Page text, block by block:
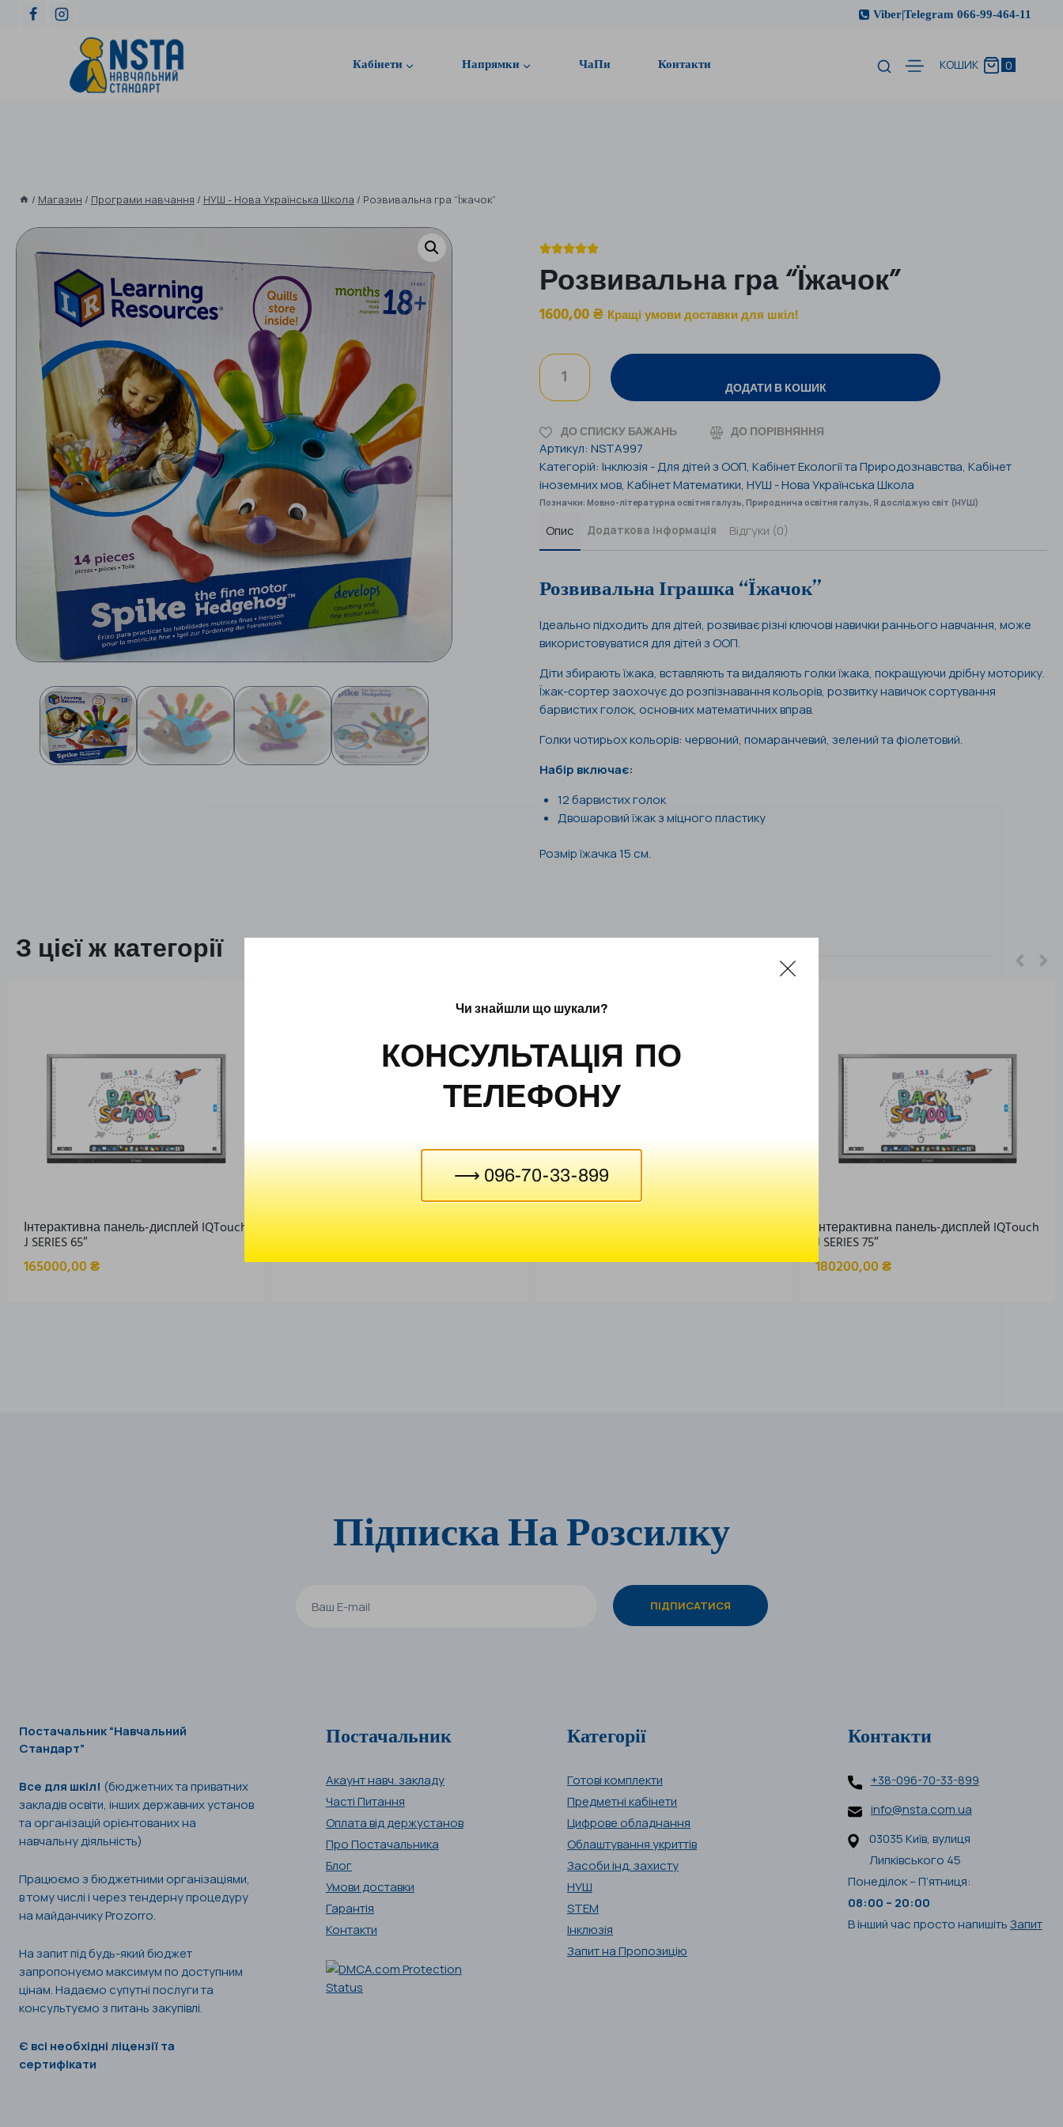
Viber|Telegram 066-99-464-11
Кабінети Напрямки ЧаПи Контакти КОШИК 0
/ Магазин / Програми навчання / НУШ - Нова Українська Школа / Розвивальна гра “Їжачок”

Розвивальна гра “Їжачок”
1600,00₴ Кращі умови доставки для шкіл!
ДОДАТИ В КОШИК
ДО СПИСКУ БАЖАНЬ ДО ПОРІВНЯННЯ
Артикул: NSTA997
Категорій: Інклюзія - Для дітей з ООП, Кабінет Екології та Природознавства, Кабінет
іноземних мов, Кабінет Математики, НУШ - Нова Українська Школа
Позначки: Мовно-літературна освітня галузь Природнича освітня галузь Я досліджую світ (НУШ)
Опис Додаткова інформація Відгуки (0)
Розвивальна Іграшка “Їжачок”
Ідеально підходить для дітей, розвиває різні ключові навички раннього навчання, може
використовуватися для дітей з ООП.
Діти збирають їжака, вставляють та видаляють голки їжака, покращуючи дрібну моторику.
Їжак-сортер заохочує до розпізнавання кольорів, розвитку навичок сортування
барвистих голок, основних математичних вправ.
Голки чотирьох кольорів: червоний, помаранчевий, зелений та фіолетовий.
Набір включає:
12 барвистих голок
Двошаровий їжак з міцного пластику
Розмір їжачка 15 см.
З цієї ж категорії
Інтерактивна панель-дисплей IQTouch
J SERIES 65″
165000,00₴
Карта Світу дитяча
95,00₴
Рельєф морського дна
5100,00₴
Інтерактивна панель-дисплей IQTouch
J SERIES 75″
180200,00₴
Підписка На Розсилку
Постачальник “Навчальний
Стандарт”
Все для шкіл! (бюджетних та приватних
закладів освіти, інших державних установ
та організацій орієнтованих на
навчальну діяльність)
Працюємо з бюджетними організаціями,
в тому числі і через тендерну процедуру
на майданчику Prozorro.
На запит під будь-який бюджет
запропонуємо максимум по доступним
цінам. Надаємо супутні послуги та
консультуємо з питань закупівлі.
Є всі необхідні ліцензії та
сертифікати
Постачальник
Акаунт навч. закладу
Часті Питання
Оплата від держустанов
Про Постачальника
Блог
Умови доставки
Гарантія
Контакти
Категорії
Готові комплекти
Предметні кабінети
Цифрове обладнання
Облаштування укриттів
Засоби інд. захисту
НУШ
STEM
Інклюзія
Запит на Пропозицію
Контакти
+38-096-70-33-899
info@nsta.com.ua
03035 Київ, вулиця
Липківського 45
Понеділок – П’ятниця:
08:00 – 20:00
В інший час просто напишітьЗапит
Чи знайшли що шукали?
КОНСУЛЬТАЦІЯ ПО
ТЕЛЕФОНУ
⟶ 096-70-33-899